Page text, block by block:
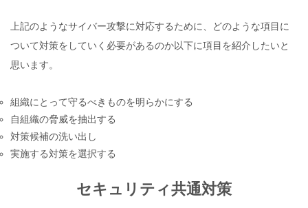
上記のようなサイバー攻撃に対応するために、どのような項目に
ついて対策をしていく必要があるのか以下に項目を紹介したいと
思います。
組織にとって守るべきものを明らかにする
自組織の脅威を抽出する
対策候補の洗い出し
実施する対策を選択する
セキュリティ共通対策